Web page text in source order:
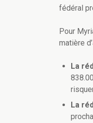
fédéral
Pour
matière
La
La